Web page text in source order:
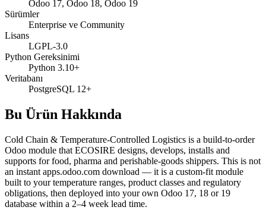
Odoo 17, Odoo 18, Odoo 19
Sürümler
Enterprise ve Community
Lisans
LGPL-3.0
Python Gereksinimi
Python 3.10+
Veritabanı
PostgreSQL 12+
Bu Ürün Hakkında
Cold Chain & Temperature-Controlled Logistics is a build-to-order
Odoo module that ECOSIRE designs, develops, installs and
supports for food, pharma and perishable-goods shippers. This is not
an instant apps.odoo.com download — it is a custom-fit module
built to your temperature ranges, product classes and regulatory
obligations, then deployed into your own Odoo 17, 18 or 19
database within a 2–4 week lead time.